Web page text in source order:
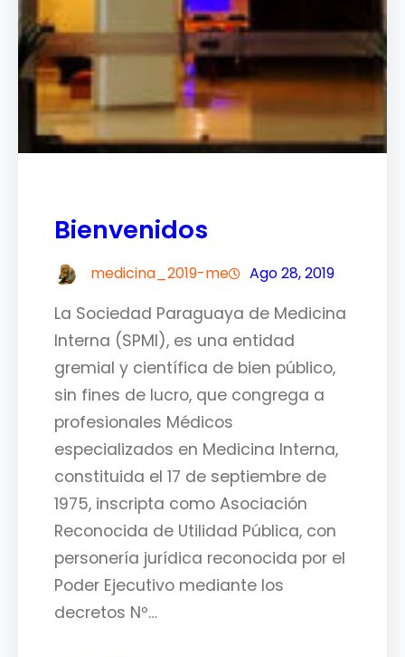
Bienvenidos
medicina_2019-me Ago 28, 2019
La Sociedad Paraguaya de Medicina
Interna (SPMI), es una entidad
gremial y científica de bien público,
sin fines de lucro, que congrega a
profesionales Médicos
especializados en Medicina Interna,
constituida el 17 de septiembre de
1975, inscripta como Asociación
Reconocida de Utilidad Pública, con
personería jurídica reconocida por el
Poder Ejecutivo mediante los
decretos Nº…